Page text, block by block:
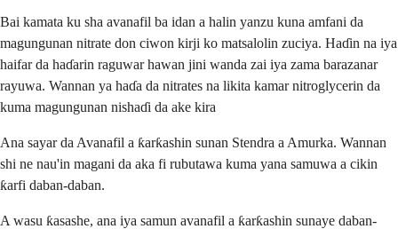
Bai kamata ku sha avanafil ba idan a halin yanzu kuna amfani da
magungunan nitrate don ciwon kirji ko matsalolin zuciya. Haɗin na iya
haifar da haɗarin raguwar hawan jini wanda zai iya zama barazanar
rayuwa. Wannan ya haɗa da nitrates na likita kamar nitroglycerin da
kuma magungunan nishaɗi da ake kira
Ana sayar da Avanafil a ƙarƙashin sunan Stendra a Amurka. Wannan
shi ne nau'in magani da aka fi rubutawa kuma yana samuwa a cikin
ƙarfi daban-daban.
A wasu ƙasashe, ana iya samun avanafil a ƙarƙashin sunaye daban-